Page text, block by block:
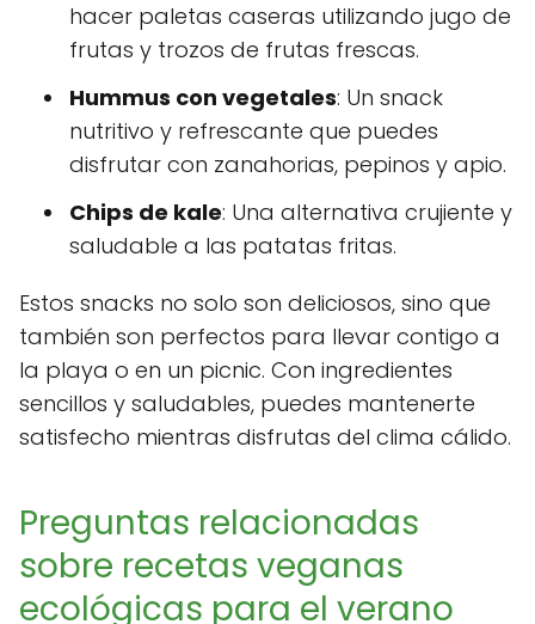
hacer paletas caseras utilizando jugo de
frutas y trozos de frutas frescas.
Hummus con vegetales: Un snack
nutritivo y refrescante que puedes
disfrutar con zanahorias, pepinos y apio.
Chips de kale: Una alternativa crujiente y
saludable a las patatas fritas.
Estos snacks no solo son deliciosos, sino que
también son perfectos para llevar contigo a
la playa o en un picnic. Con ingredientes
sencillos y saludables, puedes mantenerte
satisfecho mientras disfrutas del clima cálido.
Preguntas relacionadas
sobre recetas veganas
ecológicas para el verano